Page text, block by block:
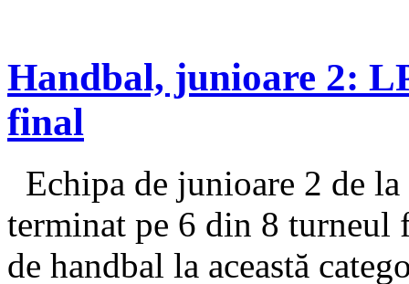
Handbal, junioare 2:
final
Echipa de junioare 2 de
terminat pe 6 din 8
de handbal la această